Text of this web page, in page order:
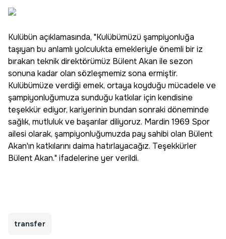
Kulübün açıklamasında, "Kulübümüzü şampiyonluğa
taşıyan bu anlamlı yolculukta emekleriyle önemli bir iz
bırakan teknik direktörümüz Bülent Akan ile sezon
sonuna kadar olan sözleşmemiz sona ermiştir.
Kulübümüze verdiği emek, ortaya koyduğu mücadele ve
şampiyonluğumuza sunduğu katkılar için kendisine
teşekkür ediyor, kariyerinin bundan sonraki döneminde
sağlık, mutluluk ve başarılar diliyoruz. Mardin 1969 Spor
ailesi olarak, şampiyonluğumuzda pay sahibi olan Bülent
Akan'ın katkılarını daima hatırlayacağız. Teşekkürler
Bülent Akan." ifadelerine yer verildi.
transfer